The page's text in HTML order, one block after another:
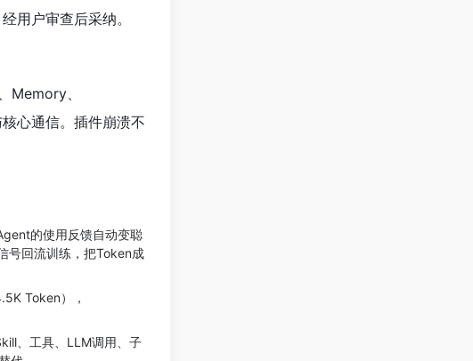
用户审查后采纳。
Memory、
心通信。插件崩溃不
的使用反馈自动变聪
号回流训练，把Token成
Token），
、工具、LLM调用、子